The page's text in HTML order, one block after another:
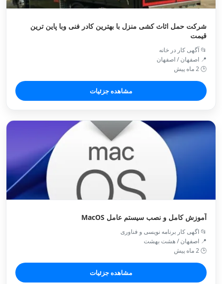
شرکت حمل اثاث کشی منزل با بهترین کادر فنی وبا پاین ترین
قیمت
📂 آگهی کار در خانه
📍 اصفهان / اصفهان
🕒 2 ماه پیش
مشاهده جزئیات
آموزش کامل و نصب‌ سیستم عامل MacOS
📂 اگهی کار برنامه نویسی و فناوری
📍 اصفهان / هشت بهشت
🕒 2 ماه پیش
مشاهده جزئیات